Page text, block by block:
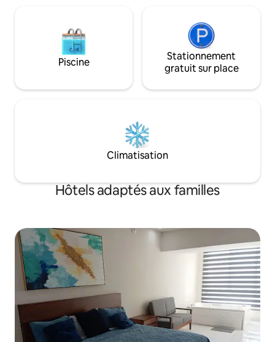
Piscine
Stationnement
gratuit sur place
Climatisation
Hôtels adaptés aux familles